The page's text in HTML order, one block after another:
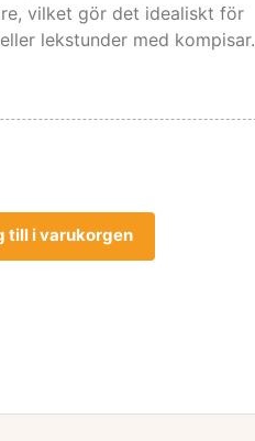
vilket gör det idealiskt för
lekstunder med kompisar.
till i varukorgen